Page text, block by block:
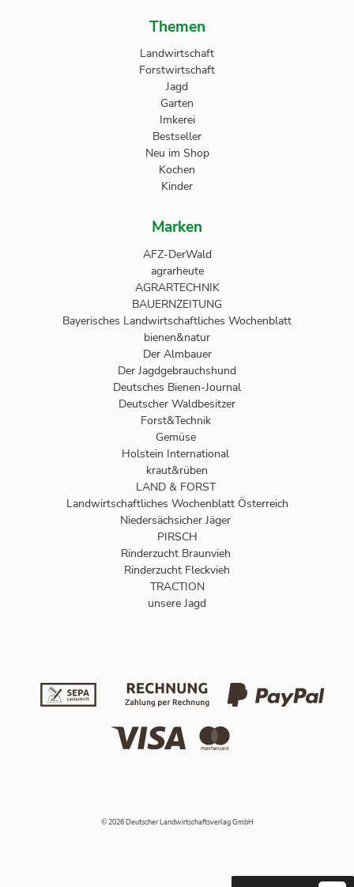
Themen
Landwirtschaft
Forstwirtschaft
Jagd
Garten
Imkerei
Bestseller
Neu im Shop
Kochen
Kinder
Marken
AFZ-DerWald
agrarheute
AGRARTECHNIK
BAUERNZEITUNG
Bayerisches Landwirtschaftliches Wochenblatt
bienen&natur
Der Almbauer
Der Jagdgebrauchshund
Deutsches Bienen-Journal
Deutscher Waldbesitzer
Forst&Technik
Gemüse
Holstein International
kraut&rüben
LAND & FORST
Landwirtschaftliches Wochenblatt Österreich
Niedersächsicher Jäger
PIRSCH
Rinderzucht Braunvieh
Rinderzucht Fleckvieh
TRACTION
unsere Jagd
© 2026 Deutscher Landwirtschaftsverlag GmbH